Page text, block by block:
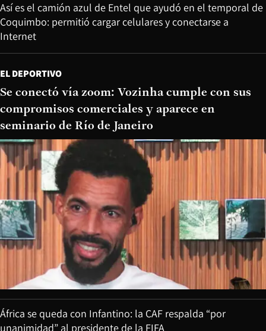
Así es el camión azul de Entel que ayudó en el temporal de
Coquimbo: permitió cargar celulares y conectarse a
Internet
EL DEPORTIVO
Se conectó vía zoom: Vozinha cumple con sus
compromisos comerciales y aparece en
seminario de Río de Janeiro
África se queda con Infantino: la CAF respalda “por
unanimidad” al presidente de la FIFA